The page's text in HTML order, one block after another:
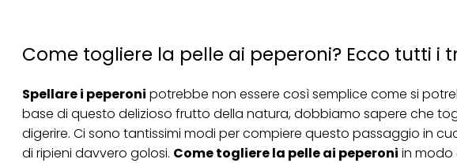
Come togliere la pelle ai peperoni? Ecco tutti
Spellare i peperoni potrebbe non essere così semplice come si
base di questo delizioso frutto della natura, dobbiamo sapere che
digerire. Ci sono tantissimi modi per compiere questo passaggio in
di ripieni davvero golosi. Come togliere la pelle ai peperoni in modo